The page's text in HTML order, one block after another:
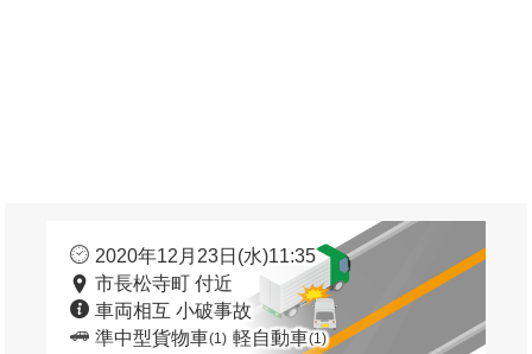
2020年12月23日(水)11:35
市長松寺町 付近
車両相互 小破事故
準中型貨物車(1) 軽自動車(1)